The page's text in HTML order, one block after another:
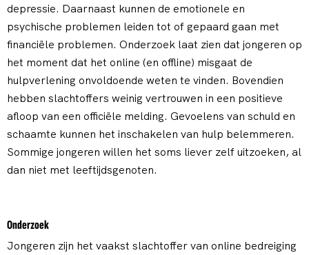
depressie. Daarnaast kunnen de emotionele en
psychische problemen leiden tot of gepaard gaan met
financiële problemen. Onderzoek laat zien dat jongeren op
het moment dat het online (en offline) misgaat de
hulpverlening onvoldoende weten te vinden. Bovendien
hebben slachtoffers weinig vertrouwen in een positieve
afloop van een officiële melding. Gevoelens van schuld en
schaamte kunnen het inschakelen van hulp belemmeren.
Sommige jongeren willen het soms liever zelf uitzoeken, al
dan niet met leeftijdsgenoten.
Onderzoek
Jongeren zijn het vaakst slachtoffer van online bedreiging